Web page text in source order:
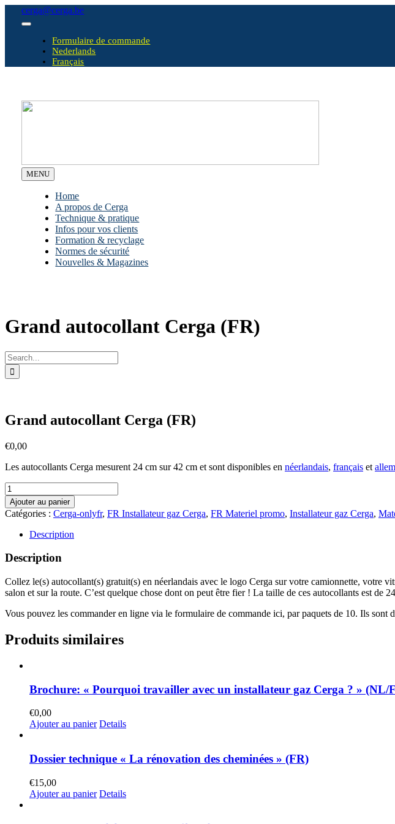
Skipcerga@cerga.be
Toggle
NavigationFormulaire de commande
Nederlands
Français
MENU
Home
A propos de Cerga
Technique & pratique
Infos pour vos clients
Formation & recyclage
Normes de sécurité
Nouvelles & Magazines
Grand autocollant Cerga (FR)
Search
for:
Grand autocollant Cerga (FR)
€0,00
Les autocollants Cerga mesurent 24 cm sur 42 cm et sont disponibles en néerlandais, français et
quantité
de
Grand
autocollant
Cerga
Ajouter au panier
Catégories : Cerga-onlyfr, FR Installateur gaz Cerga, FR Materiel promo, Installateur gaz Cerga,
Description
Description
Collez le(s) autocollant(s) gratuit(s) en néerlandais avec le logo Cerga sur votre camionnette, votre
salon et sur la route. C’est quelque chose dont on peut être fier ! La taille de ces autocollants est de
Vous pouvez les commander en ligne via le formulaire de commande ici, par paquets de 10. Ils sont
Produits similaires
Brochure: « Pourquoi travailler avec un installateur gaz Cerga ? » (NL/
€0,00
Ajouter au panier Details
Dossier technique « La rénovation des cheminées » (FR)
€15,00
Ajouter au panier Details